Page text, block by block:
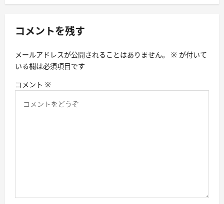
ン
コメントを残す
メールアドレスが公開されることはありません。 ※ が付いて
いる欄は必須項目です
コメント ※